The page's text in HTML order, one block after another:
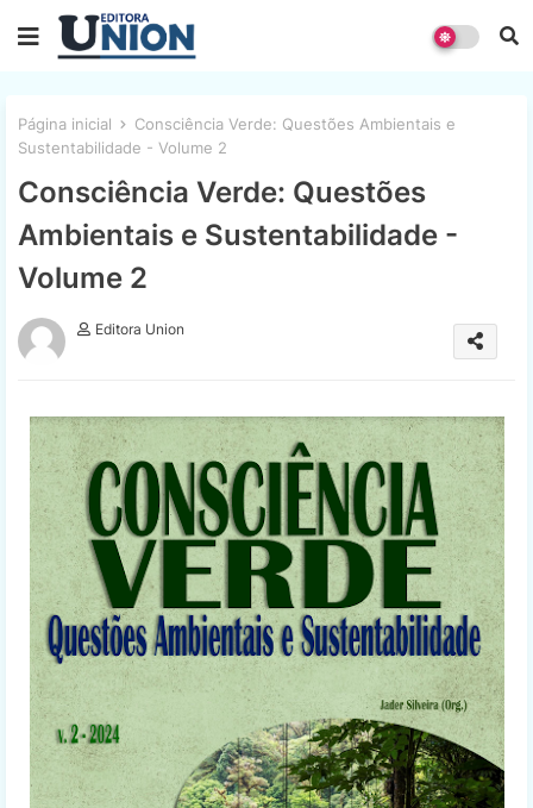
Página inicial
Consciência Verde: Questões Ambientais e
Sustentabilidade - Volume 2
Consciência Verde: Questões
Ambientais e Sustentabilidade -
Volume 2
Editora Union